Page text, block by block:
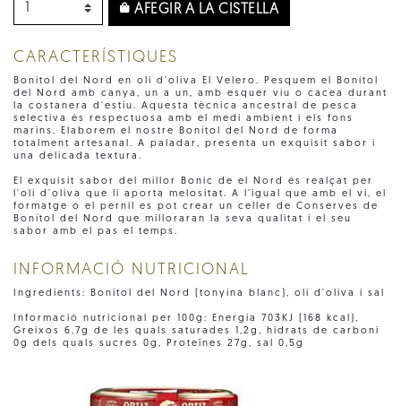
AFEGIR A LA CISTELLA
CARACTERÍSTIQUES
Bonítol del Nord en oli d'oliva El Velero. Pesquem el Bonítol
del Nord amb canya, un a un, amb esquer viu o cacea durant
la costanera d'estiu. Aquesta tècnica ancestral de pesca
selectiva és respectuosa amb el medi ambient i els fons
marins. Elaborem el nostre Bonítol del Nord de forma
totalment artesanal. A paladar, presenta un exquisit sabor i
una delicada textura.
El exquisit sabor del millor Bonic de el Nord és realçat per
l'oli d'oliva que li aporta melositat. A l'igual que amb el vi, el
formatge o el pernil es pot crear un celler de Conserves de
Bonítol del Nord que milloraran la seva qualitat i el seu
sabor amb el pas el temps.
INFORMACIÓ NUTRICIONAL
Ingredients: Bonitol del Nord (tonyina blanc), oli d'oliva i sal
Informació nutricional per 100g: Energia 703KJ (168 kcal),
Greixos 6,7g de les quals saturades 1,2g, hidrats de carboni
0g dels quals sucres 0g, Proteïnes 27g, sal 0,5g